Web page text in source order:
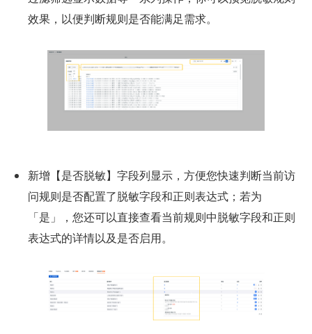
效果，以便判断规则是否能满足需求。
新增【是否脱敏】字段列显示，方便您快速判断当前访
问规则是否配置了脱敏字段和正则表达式；若为
「是」，您还可以直接查看当前规则中脱敏字段和正则
表达式的详情以及是否启用。